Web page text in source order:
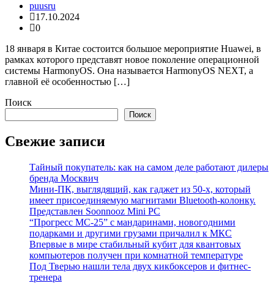
puusru
17.10.2024
0
18 января в Китае состоится большое мероприятие Huawei, в
рамках которого представят новое поколение операционной
системы HarmonyOS. Она называется HarmonyOS NEXT, а
главной её особенностью […]
Поиск
Поиск
Свежие записи
Тайный покупатель: как на самом деле работают дилеры
бренда Москвич
Мини-ПК, выглядящий, как гаджет из 50-х, который
имеет присоединяемую магнитами Bluetooth-колонку.
Представлен Soonnooz Mini PC
“Прогресс МС-25” с мандаринами, новогодними
подарками и другими грузами причалил к МКС
Впервые в мире стабильный кубит для квантовых
компьютеров получен при комнатной температуре
Под Тверью нашли тела двух кикбоксеров и фитнес-
тренера